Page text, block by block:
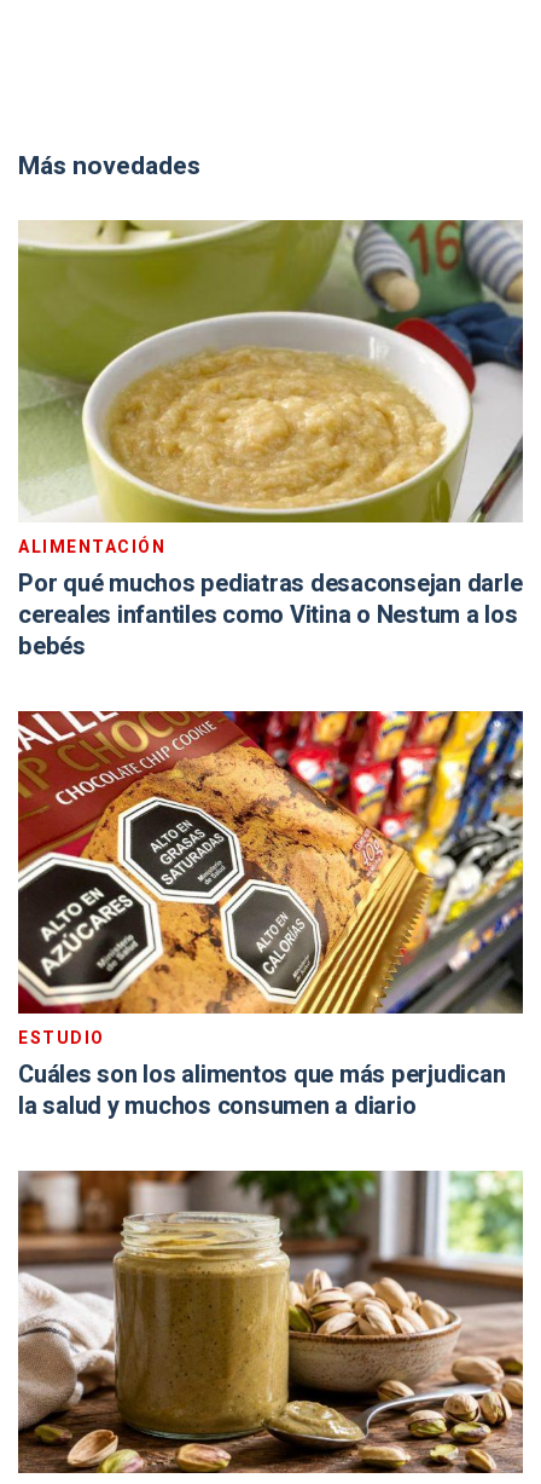
Más novedades
ALIMENTACIÓN
Por qué muchos pediatras desaconsejan darle
cereales infantiles como Vitina o Nestum a los
bebés
ESTUDIO
Cuáles son los alimentos que más perjudican
la salud y muchos consumen a diario